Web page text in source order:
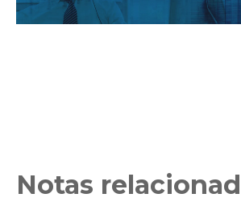
Notas